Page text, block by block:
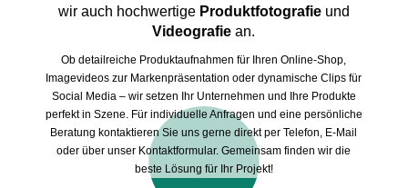
wir auch hochwertige Produktfotografieund
Videografie an.
Ob detailreiche Produktaufnahmen für Ihren Online-Shop,
Imagevideos zur Markenpräsentation oder dynamische Clips für
Social Media – wir setzen Ihr Unternehmen und Ihre Produkte
perfekt in Szene. Für individuelle Anfragen und eine persönliche
Beratung kontaktieren Sie uns gerne direkt per Telefon, E-Mail
oder über unser Kontaktformular. Gemeinsam finden wir die
beste Lösung für Ihr Projekt!